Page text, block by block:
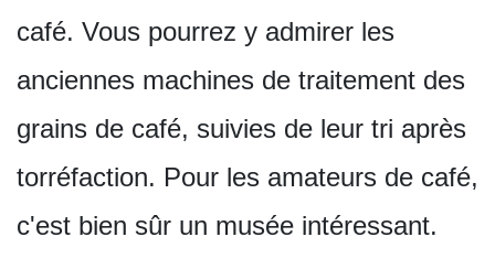
café. Vous pourrez y admirer les
anciennes machines de traitement des
grains de café, suivies de leur tri après
torréfaction. Pour les amateurs de café,
c'est bien sûr un musée intéressant.